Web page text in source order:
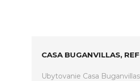
CASA BUGANVILLAS,
Ubytovanie Casa